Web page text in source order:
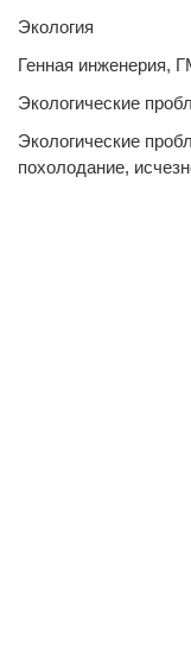
Экология
Генная инженерия,
Экологические
Экологические
похолодание,